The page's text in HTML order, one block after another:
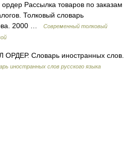
Рассылка товаров по заказам
Толковый словарь
2000 …
Современный толковый
Словарь иностранных слов.
иностранных слов русского языка